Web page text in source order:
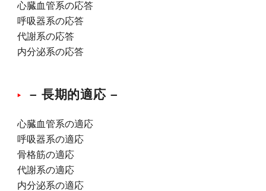
心臓血管系の応答
呼吸器系の応答
代謝系の応答
内分泌系の応答
– 長期的適応 –
心臓血管系の適応
呼吸器系の適応
骨格筋の適応
代謝系の適応
内分泌系の適応